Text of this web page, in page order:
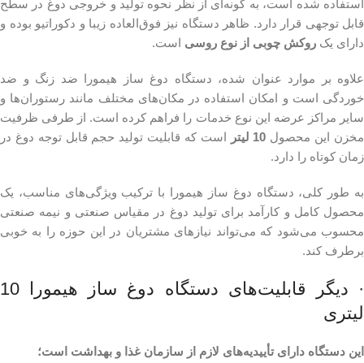
استفاده شده است، به گونه‌ای از نظر نحوه تولید و خروجی دوغ در سطح
قابل توجهی قرار دارد. ظاهر دستگاه نیز فوق‌العاده زیبا و دکوراتیو بوده و
دارای یک روکش چوبی از نوع روسی است.
علاوه بر موارد عنوان شده، دستگاه دوغ ساز هیمورا ضد زنگ و ضد
خوردگی است و امکان استفاده در مکان‌های مختلف مانند رستوران‌ها و
سایر مراکز عرضه این نوع خدمات را فراهم کرده است. از طرفی ظرفیت
مخزن این محصول 10 لیتر
است که قابلیت تولید حجم قابل توجه دوغ در
زمان کوتاه را دارد.
به طور کلی، دستگاه دوغ ساز هیمورا با ترکیب ویژگی‌های مناسب، یک
محصول کامل و کارآمد برای تولید دوغ در مقیاس صنعتی و نیمه صنعتی
محسوب می‌شود که می‌تواند نیازهای مشتریان در این حوزه را به خوبی
برطرف کند.
· دیگر قابلیت‌های دستگاه دوغ ساز هیمورا 10
لیتری
این دستگاه دارای تأییدیه‌های لازم از سازمان غذا و بهداشت است؛